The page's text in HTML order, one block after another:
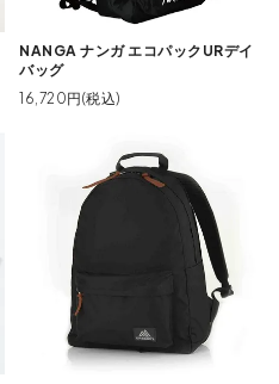
NANGA ナンガ エコパックURデイ
バッグ
16,720円(税込)